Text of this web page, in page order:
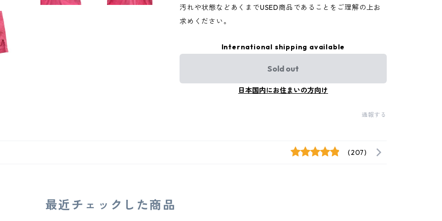
汚れや状態などあくまでUSED商品であることをご理解の上お
求めください。
International shipping available
Sold out
日本国内にお住まいの方向け
通報する
(207)
最近チェックした商品